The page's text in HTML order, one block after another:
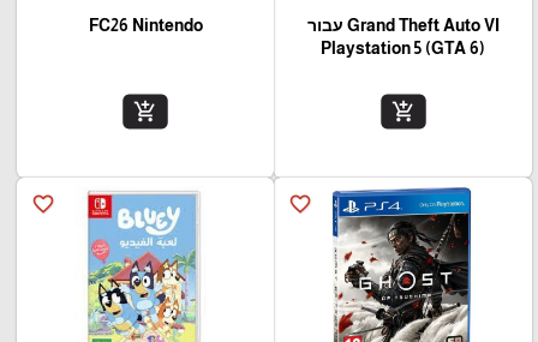
Grand Theft Auto VI עבור
(Playstation 5 (GTA 6
add_shopping_cart
FC26 Nintendo
add_shopping_cart
favorite_border
favorite_border